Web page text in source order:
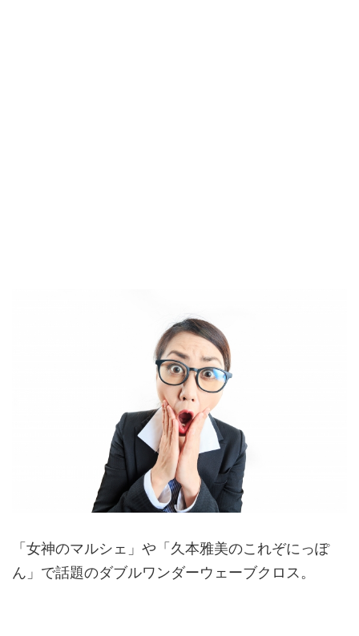
「女神のマルシェ」や「久本雅美のこれぞにっぽ
ん」で話題のダブルワンダーウェーブクロス。